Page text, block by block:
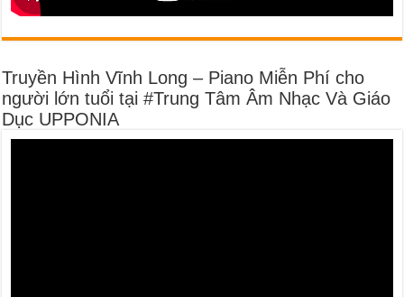
Truyền Hình Vĩnh Long – Piano Miễn Phí cho
người lớn tuổi tại #Trung Tâm Âm Nhạc Và Giáo
Dục UPPONIA